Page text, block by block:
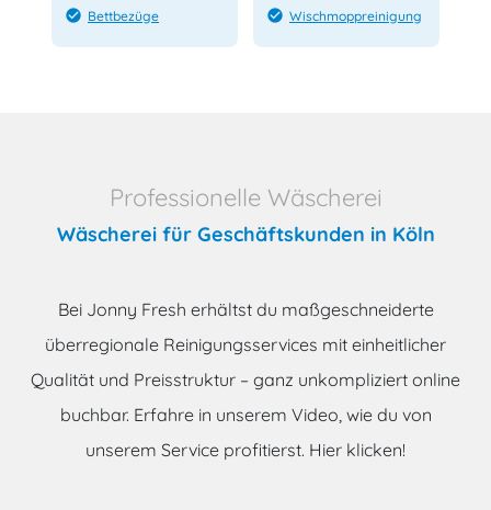
check_circle Bettbezüge check_circle Wischmoppreinigung
Professionelle Wäscherei
Wäscherei für Geschäftskunden in Köln
Bei Jonny Fresh erhältst du maßgeschneiderte
überregionale Reinigungsservices mit einheitlicher
Qualität und Preisstruktur – ganz unkompliziert online
buchbar. Erfahre in unserem Video, wie du von
unserem Service profitierst. Hier klicken!